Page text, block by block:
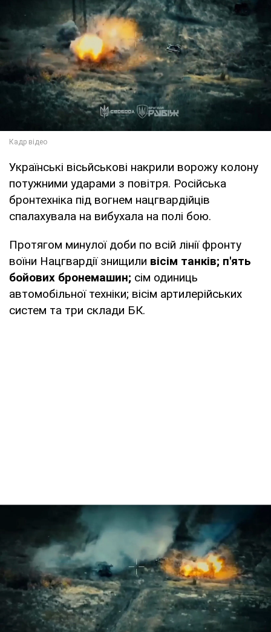
Українські вісьйськові накрили ворожу колону
потужними ударами з повітря. Російська
бронтехніка під вогнем нацгвардійців
спалахувала на вибухала на полі бою.
Протягом минулої доби по всій лінії фронту
воїни Нацгвардії знищили вісім танків; п'ять
бойових бронемашин; сім одиниць
автомобільної техніки; вісім артилерійських
систем та три склади БК.